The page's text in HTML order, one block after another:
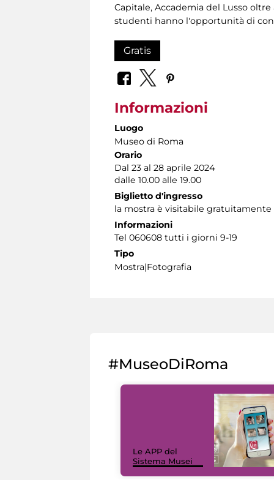
Capitale, Accademia del Lusso
studenti hanno l'opportunità di
Gratis
Informazioni
Luogo
Museo di Roma
Orario
Dal 23 al 28 aprile 2024
dalle 10.00 alle 19.00
Biglietto d'ingresso
la mostra è visitabile gratuitamente
Informazioni
Tel 060608 tutti i giorni 9-19
Tipo
Mostra|Fotografia
#MuseoDiRoma
Le APP del
Sistema Musei